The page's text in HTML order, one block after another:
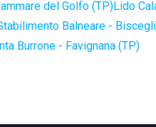
del Golfo (TP)Lido
Balneare -
Burrone - Favignana (TP)